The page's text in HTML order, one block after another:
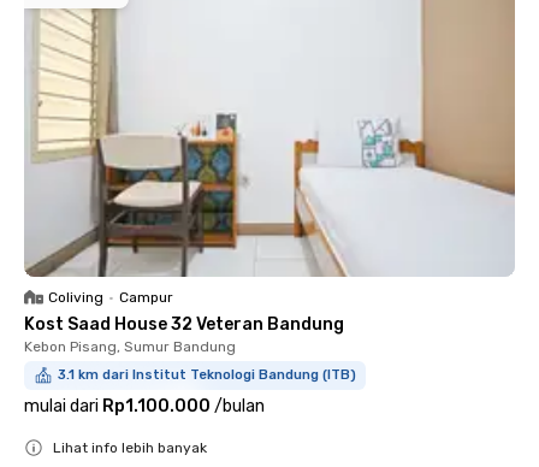
Coliving • Campur
Kost Saad House 32 Veteran Bandung
Kebon Pisang, Sumur Bandung
3.1 km dari Institut Teknologi Bandung (ITB)
mulai dari Rp1.100.000 /bulan
Lihat info lebih banyak